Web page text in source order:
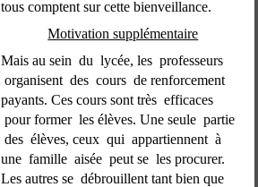
tous comptent sur cette bienveillance.
Motivation supplémentaire
Mais au sein  du  lycée, les  professeurs
organisent  des  cours  de renforcement
payants. Ces cours sont très  efficaces
pour former  les élèves. Une seule  partie
des  élèves, ceux  qui  appartiennent  à
une  famille  aisée  peut se  les procurer.
Les autres se  débrouillent tant bien que